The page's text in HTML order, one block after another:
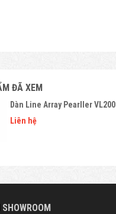
ĐÃ XEM
Dàn Line Array Pearller VL200
Liên hệ